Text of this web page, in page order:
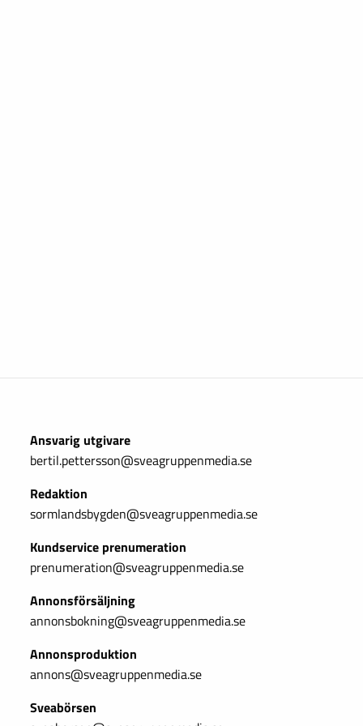
Ansvarig utgivare
bertil.pettersson@sveagruppenmedia.se
Redaktion
sormlandsbygden@sveagruppenmedia.se
Kundservice prenumeration
prenumeration@sveagruppenmedia.se
Annonsförsäljning
annonsbokning@sveagruppenmedia.se
Annonsproduktion
annons@sveagruppenmedia.se
Sveabörsen